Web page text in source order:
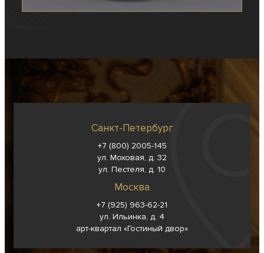
Санкт-Петербург
+7 (800) 2005-145
ул. Моховая, д. 32
ул. Пестеля, д. 10
Москва
+7 (925) 963-62-21
ул. Ильинка, д. 4
арт-квартал «Гостиный двор»